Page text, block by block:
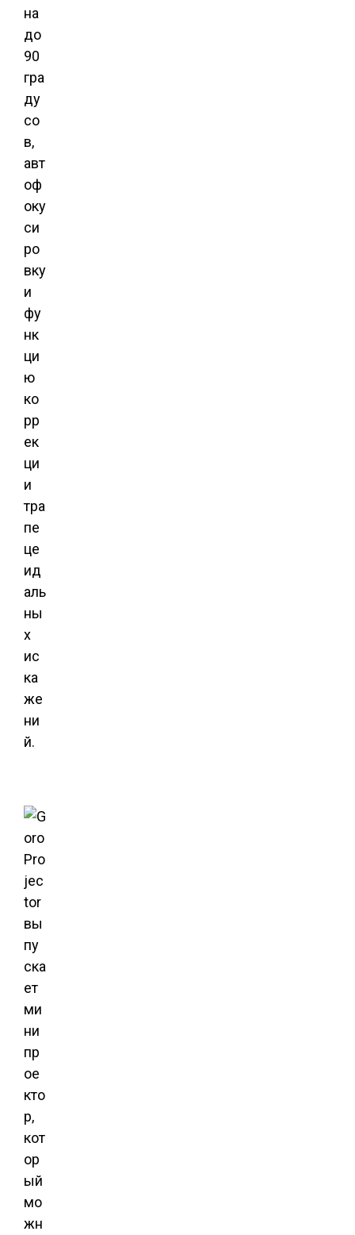
на
до
90
гра
ду
со
в,
авт
оф
оку
си
ро
вку
и
фу
нк
ци
ю
ко
рр
ек
ци
и
тра
пе
це
ид
аль
ны
х
ис
ка
же
ни
й.